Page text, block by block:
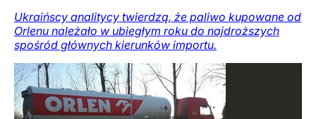
Ukraińscy analitycy twierdzą, że paliwo kupowane od
Orlenu należało w ubiegłym roku do najdroższych
spośród głównych kierunków importu.